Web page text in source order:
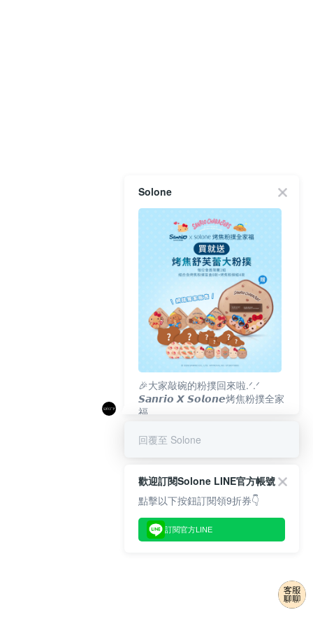
Solone
🎉大家敲碗的粉撲回來啦.ᐟ‪‪.ᐟ
𝙎𝙖𝙣𝙧𝙞𝙤 𝙓 𝙎𝙤𝙡𝙤𝙣𝙚烤焦粉撲全家
福
回覆至 Solone
歡迎訂閱Solone LINE官方帳號
點擊以下按鈕訂閱領9折券👇
訂閱官方LINE